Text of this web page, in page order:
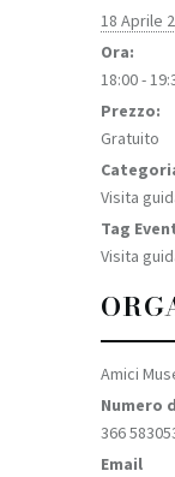
18 Aprile
Ora:
18:00 -
Prezzo:
Gratuito
Visita
Tag
Visita
Amici
Numero
366
Email